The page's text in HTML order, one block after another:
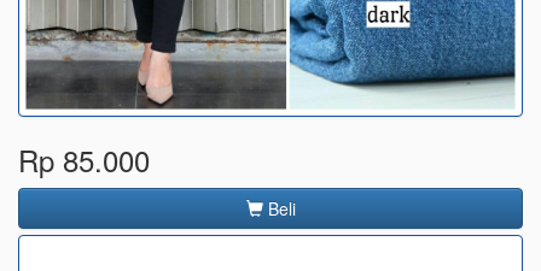
Rp 85.000
Beli